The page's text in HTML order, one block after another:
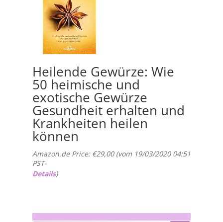
Heilende Gewürze: Wie
50 heimische und
exotische Gewürze
Gesundheit erhalten und
Krankheiten heilen
können
Amazon.de Price: €29,00(vom 19/03/2020 04:51
PST-
Details)